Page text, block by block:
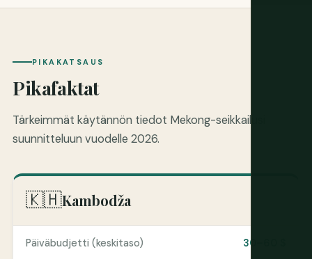
PIKAKATSAUS
Pikafaktat
Tärkeimmät käytännön tiedot Mekong-seikkailusi
suunnitteluun vuodelle 2026.
🇰🇭Kambodža
Päiväbudjetti (keskitaso) 30–60 $